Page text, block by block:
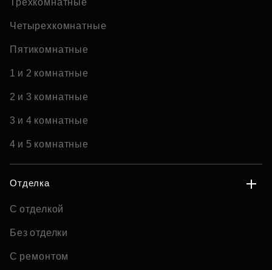
Трехкомнатные
Четырехкомнатные
Пятикомнатные
1 и 2 комнатные
2 и 3 комнатные
3 и 4 комнатные
4 и 5 комнатные
Отделка
С отделкой
Без отделки
С ремонтом